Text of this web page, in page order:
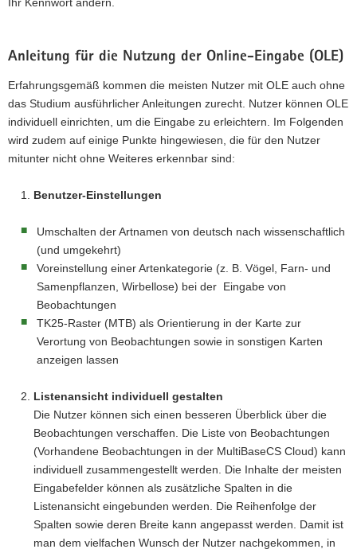
Ihr Kennwort ändern.
Anleitung für die Nutzung der Online-Eingabe (OLE)
Erfahrungsgemäß kommen die meisten Nutzer mit OLE auch ohne
das Studium ausführlicher Anleitungen zurecht. Nutzer können OLE
individuell einrichten, um die Eingabe zu erleichtern. Im Folgenden
wird zudem auf einige Punkte hingewiesen, die für den Nutzer
mitunter nicht ohne Weiteres erkennbar sind:
Benutzer-Einstellungen
Umschalten der Artnamen von deutsch nach wissenschaftlich
(und umgekehrt)
Voreinstellung einer Artenkategorie (z. B. Vögel, Farn- und
Samenpflanzen, Wirbellose) bei der Eingabe von
Beobachtungen
TK25-Raster (MTB) als Orientierung in der Karte zur
Verortung von Beobachtungen sowie in sonstigen Karten
anzeigen lassen
Listenansicht individuell gestalten
Die Nutzer können sich einen besseren Überblick über die
Beobachtungen verschaffen. Die Liste von Beobachtungen
(Vorhandene Beobachtungen in der MultiBaseCS Cloud) kann
individuell zusammengestellt werden. Die Inhalte der meisten
Eingabefelder können als zusätzliche Spalten in die
Listenansicht eingebunden werden. Die Reihenfolge der
Spalten sowie deren Breite kann angepasst werden. Damit ist
man dem vielfachen Wunsch der Nutzer nachgekommen, in